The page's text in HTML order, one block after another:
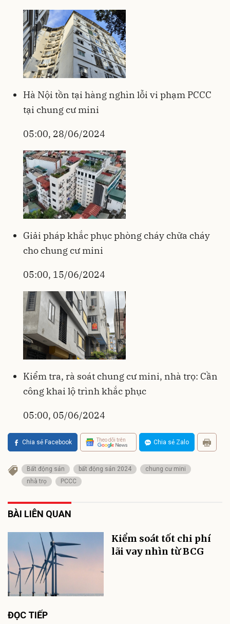
Hà Nội tồn tại hàng nghìn lỗi vi phạm PCCC
tại chung cư mini
05:00, 28/06/2024
Giải pháp khắc phục phòng cháy chữa cháy
cho chung cư mini
05:00, 15/06/2024
Kiểm tra, rà soát chung cư mini, nhà trọ: Cần
công khai lộ trình khắc phục
05:00, 05/06/2024
Chia sẻ Facebook Theo dõi trên Chia sẻ Zalo
Bất động sản bất động sản 2024
chung cư mini
nhà trọ
PCCC
BÀI LIÊN QUAN
Kiểm soát tốt chi phí
lãi vay nhìn từ BCG
ĐỌC TIẾP